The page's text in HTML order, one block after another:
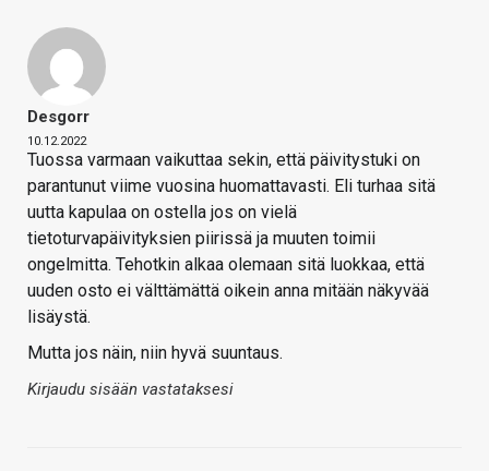
Desgorr
10.12.2022
Tuossa varmaan vaikuttaa sekin, että päivitystuki on
parantunut viime vuosina huomattavasti. Eli turhaa sitä
uutta kapulaa on ostella jos on vielä
tietoturvapäivityksien piirissä ja muuten toimii
ongelmitta. Tehotkin alkaa olemaan sitä luokkaa, että
uuden osto ei välttämättä oikein anna mitään näkyvää
lisäystä.
Mutta jos näin, niin hyvä suuntaus.
Kirjaudu sisään vastataksesi